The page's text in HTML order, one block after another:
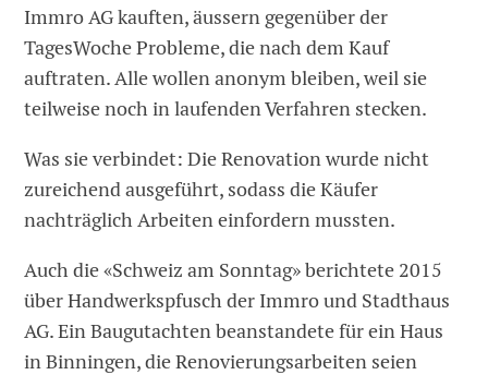
Immro AG kauften, äussern gegenüber der
TagesWoche Probleme, die nach dem Kauf
auftraten. Alle wollen anonym bleiben, weil sie
teilweise noch in laufenden Verfahren stecken.
Was sie verbindet: Die Renovation wurde nicht
zureichend ausgeführt, sodass die Käufer
nachträglich Arbeiten einfordern mussten.
Auch die «Schweiz am Sonntag» berichtete 2015
über Handwerkspfusch der Immro und Stadthaus
AG. Ein Baugutachten beanstandete für ein Haus
in Binningen, die Renovierungsarbeiten seien